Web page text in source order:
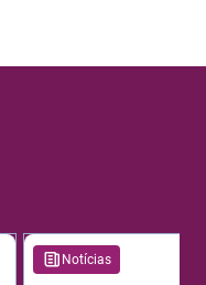
Notícias